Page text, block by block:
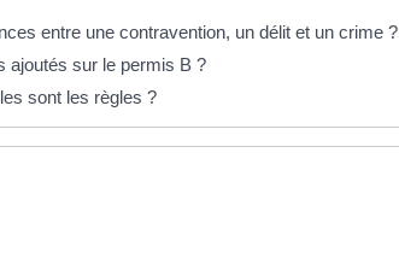
entre une contravention, un délit et un crime ?
ajoutés sur le permis B ?
sont les règles ?